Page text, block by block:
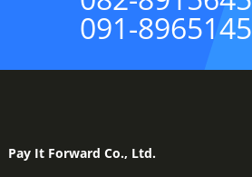
091-8965145
Pay It Forward Co., Ltd.